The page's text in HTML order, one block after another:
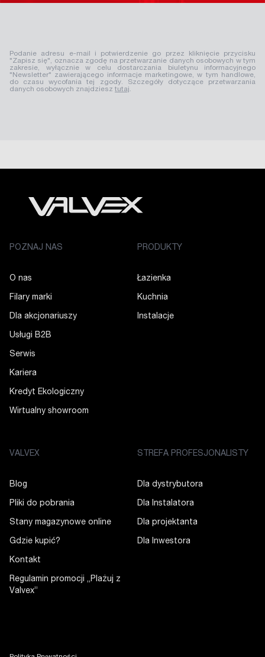
Podanie adresu e-mail i potwierdzenie go przez kliknięcie przycisku
"Zapisz się", oznacza zgodę na przetwarzanie danych osobowych w tym
zakresie, wyłącznie w celu dostarczania biuletynu informacyjnego
"Newsletter" zawierającego informacje marketingowe, w tym handlowe,
do czasu wycofania tej zgody. Szczegóły dotyczące przetwarzania
danych osobowych znajdziesz tutaj.
POZNAJ NAS
O nas
Filary marki
Dla akcjonariuszy
Usługi B2B
Serwis
Kariera
Kredyt Ekologiczny
Wirtualny showroom
PRODUKTY
Łazienka
Kuchnia
Instalacje
VALVEX
Blog
Pliki do pobrania
Stany magazynowe online
Gdzie kupić?
Kontakt
Regulamin promocji „Plażuj z
Valvex”
STREFA PROFESJONALISTY
Dla dystrybutora
Dla Instalatora
Dla projektanta
Dla Inwestora